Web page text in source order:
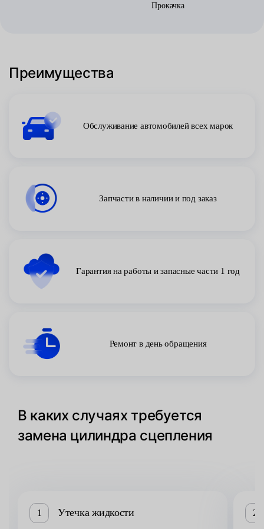
Прокачка
Преимущества
Обслуживание автомобилей всех марок
Запчасти в наличии и под заказ
Гарантия на работы и запасные части 1 год
Ремонт в день обращения
В каких случаях требуется
замена цилиндра сцепления
1 Утечка жидкости 2